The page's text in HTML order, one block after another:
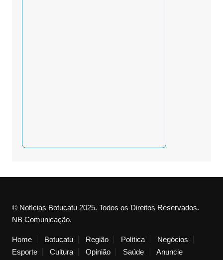
© Notícias Botucatu 2025. Todos os Direitos Reservados.
NB Comunicação.
Home Botucatu Região Política
Negócios
Esporte
Cultura Opinião Saúde Anuncie